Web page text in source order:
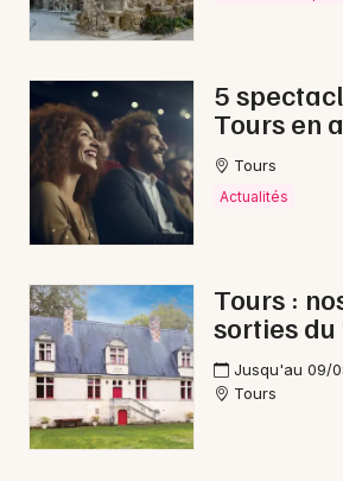
Gastronomie en Indre-et-Loire
Gastronomie dans le Centre-
Artistes en tournée
Actus à Chinon
Magazine à Chinon
5
Tours en
Tours
Actualités
Tours :
sorties
Jusqu'au 09/
Tours